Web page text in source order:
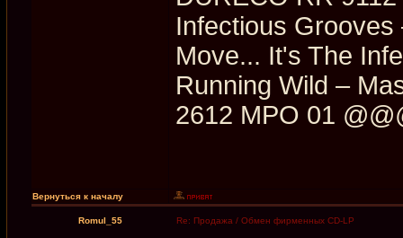
Infectious Grooves
Move... It's The
Running Wild –
2612 MPO 01
Вернуться к началу
Romul_55 Re: Продажа / Обмен фирменных CD-LP